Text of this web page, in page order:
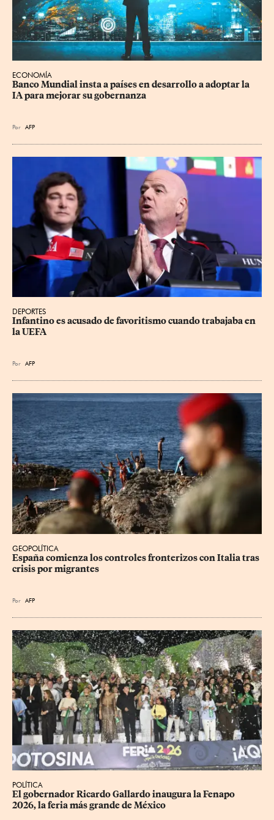
ECONOMÍA
Banco Mundial insta a países en desarrollo a adoptar la
IA para mejorar su gobernanza
Por AFP
DEPORTES
Infantino es acusado de favoritismo cuando trabajaba en
la UEFA
Por AFP
GEOPOLÍTICA
España comienza los controles fronterizos con Italia tras
crisis por migrantes
Por AFP
POLÍTICA
​El gobernador Ricardo Gallardo inaugura la Fenapo
2026, la feria más grande de México